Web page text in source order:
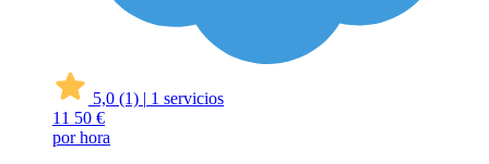
5,0 (1) | 1 servicios
11 50 €
por hora